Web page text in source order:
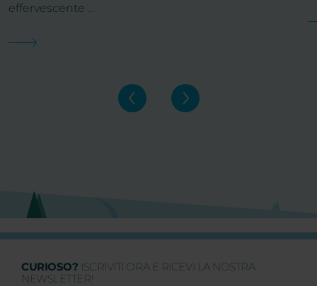
effervescente ...
CURIOSO? ISCRIVITI ORA E RICEVI LA NOSTRA
NEWSLETTER!